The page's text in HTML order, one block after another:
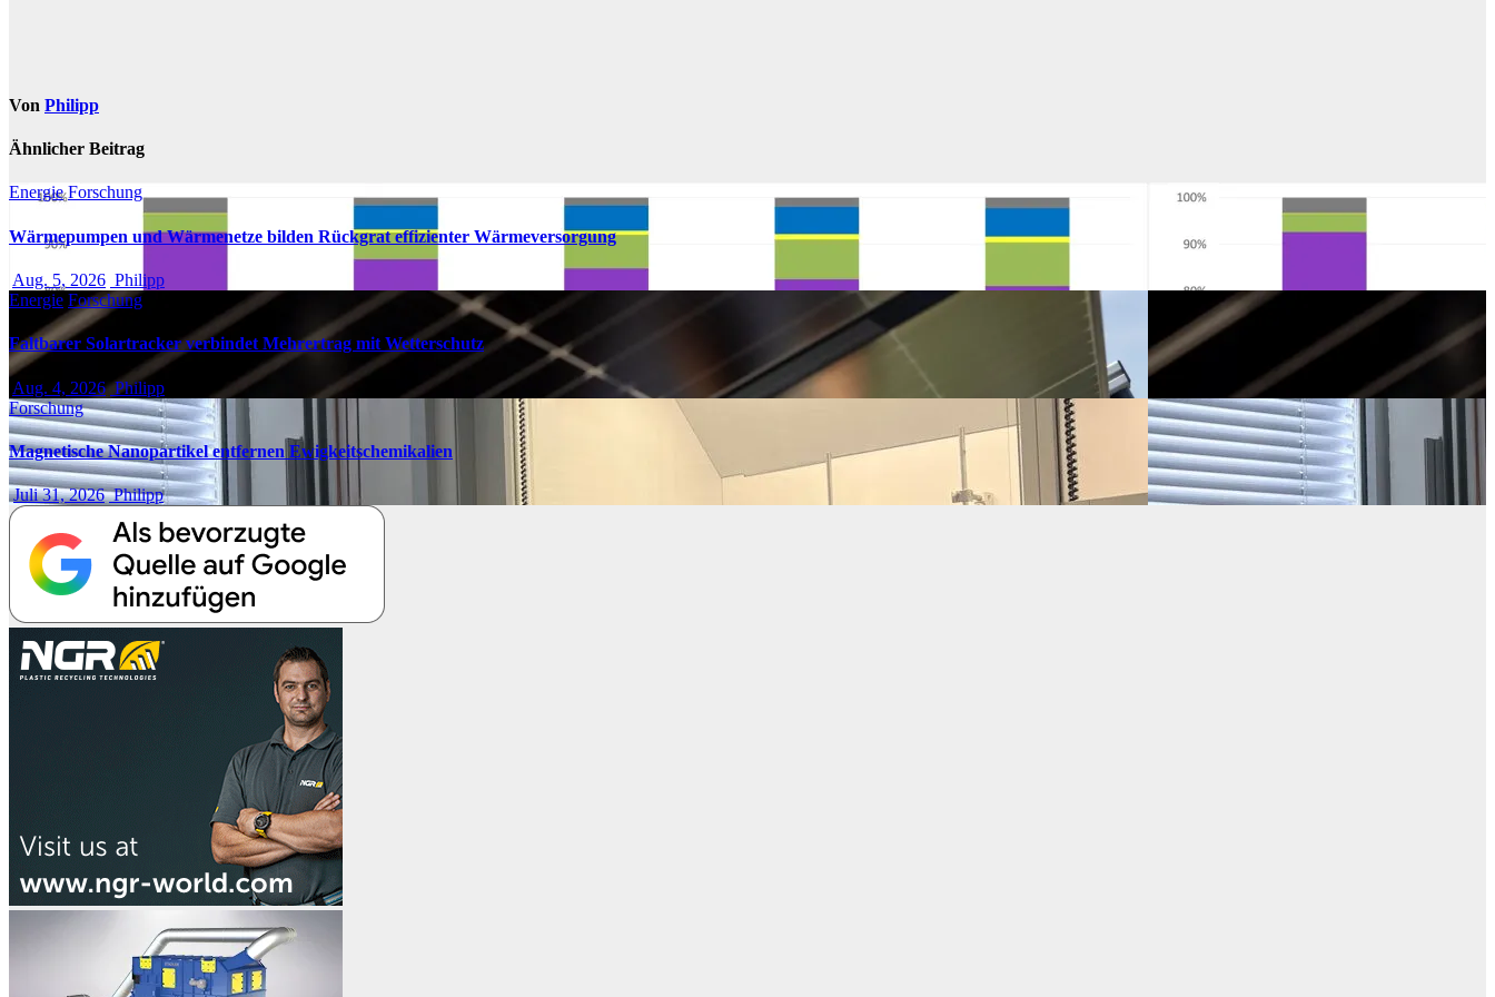
Von Philipp
Ähnlicher Beitrag
Energie Forschung
Wärmepumpen und Wärmenetze bilden Rückgrat effizienter Wärmeversorgung
Aug. 5, 2026 Philipp
Energie Forschung
Faltbarer Solartracker verbindet Mehrertrag mit Wetterschutz
Aug. 4, 2026 Philipp
Forschung
Magnetische Nanopartikel entfernen Ewigkeitschemikalien
Juli 31, 2026 Philipp